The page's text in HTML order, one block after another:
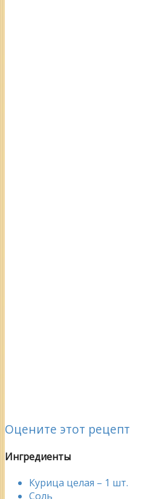
Оцените этот рецепт
Ингредиенты
Курица целая – 1 шт.
Соль